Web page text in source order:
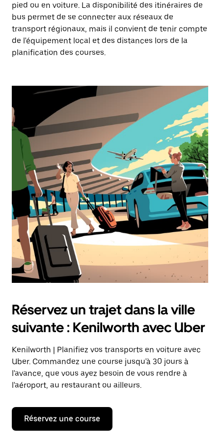
pied ou en voiture. La disponibilité des itinéraires de
bus permet de se connecter aux réseaux de
transport régionaux, mais il convient de tenir compte
de l'équipement local et des distances lors de la
planification des courses.
Réservez un trajet dans la ville
suivante : Kenilworth avec Uber
Kenilworth | Planifiez vos transports en voiture avec
Uber. Commandez une course jusqu'à 30 jours à
l'avance, que vous ayez besoin de vous rendre à
l'aéroport, au restaurant ou ailleurs.
Réservez une course